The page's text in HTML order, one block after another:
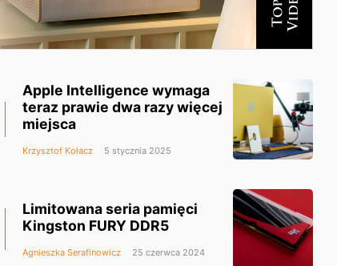
Apple Intelligence wymaga
teraz prawie dwa razy więcej
miejsca
Krzysztof Kołacz 5 stycznia 2025
Limitowana seria pamięci
Kingston FURY DDR5
Agnieszka Serafinowicz 25 czerwca 2024